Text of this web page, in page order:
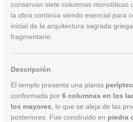
conservan siete columnas monolíticas
la obra continúa siendo esencial para
inicial de la arquitectura sagrada
fragmentario.
Descripción
El templo presenta una planta
conformada por 6 columnas en los
los mayores , lo que se aleja de las
posteriores. Fue construido en piedra